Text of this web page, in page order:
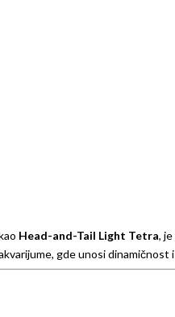
Head-and-Tail Light Tetra,
gde unosi